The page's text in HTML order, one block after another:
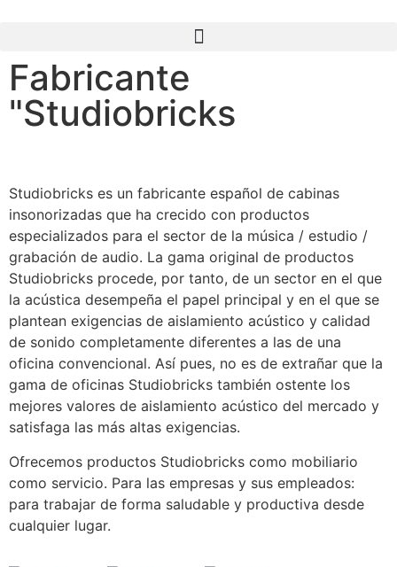
Fabricante
"Studiobricks
Studiobricks es un fabricante español de cabinas
insonorizadas que ha crecido con productos
especializados para el sector de la música / estudio /
grabación de audio. La gama original de productos
Studiobricks procede, por tanto, de un sector en el que
la acústica desempeña el papel principal y en el que se
plantean exigencias de aislamiento acústico y calidad
de sonido completamente diferentes a las de una
oficina convencional. Así pues, no es de extrañar que la
gama de oficinas Studiobricks también ostente los
mejores valores de aislamiento acústico del mercado y
satisfaga las más altas exigencias.
Ofrecemos productos Studiobricks como mobiliario
como servicio. Para las empresas y sus empleados:
para trabajar de forma saludable y productiva desde
cualquier lugar.